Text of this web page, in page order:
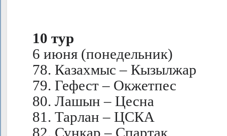
10 тур
6 июня (понедельник)
78. Казахмыс – Кызылжар
79. Гефест – Окжетпес
80. Лашын – Цесна
81. Тарлан – ЦСКА
82. Сункар – Спартак